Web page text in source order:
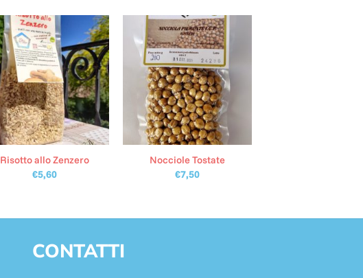
Risotto allo Zenzero
€5,60
Nocciole Tostate
€7,50
CONTATTI